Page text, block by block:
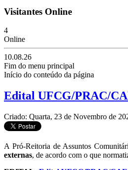
Visitantes Online
4
Online
10.08.26
Fim do menu principal
Início do conteúdo da página
Edital UFCG/PRAC/
Criado: Quarta, 23 de Novembro de
A Pró-Reitoria de Assuntos
externas, de acordo com o que